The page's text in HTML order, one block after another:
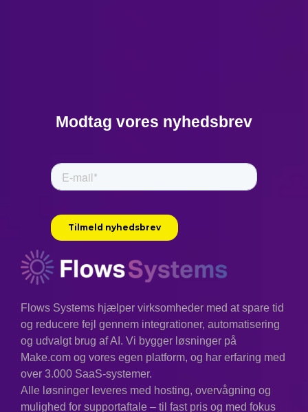
Modtag vores nyhedsbrev
Flows Systems hjælper virksomheder med at spare tid
og reducere fejl gennem integrationer, automatisering
og udvalgt brug af AI. Vi bygger løsninger på
Make.com og vores egen platform, og har erfaring med
over 3.000 SaaS-systemer.
Alle løsninger leveres med hosting, overvågning og
mulighed for supportaftale – til fast pris og med fokus